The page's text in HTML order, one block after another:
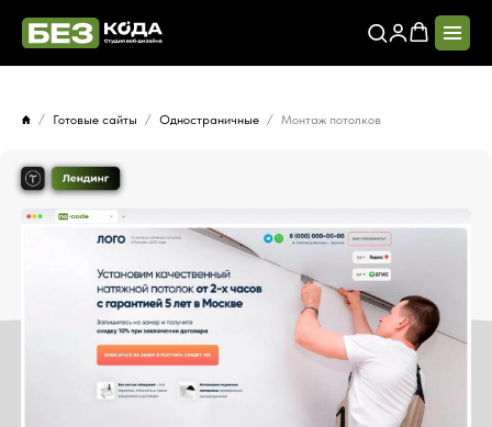
Готовые сайты Одностраничные Монтаж потолков